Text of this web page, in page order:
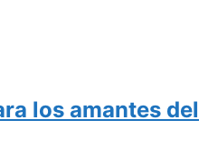
los amantes del